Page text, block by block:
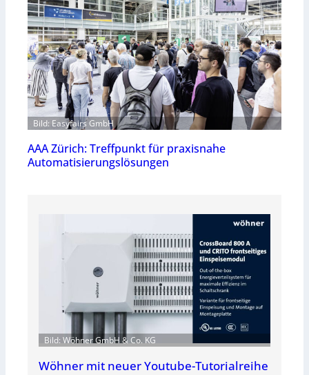
Bild: Easyfairs GmbH
AAA Zürich: Treffpunkt für praxisnahe
Automatisierungslösungen
Bild: Wöhner GmbH & Co. KG
Wöhner mit neuer Youtube-Tutorialreihe